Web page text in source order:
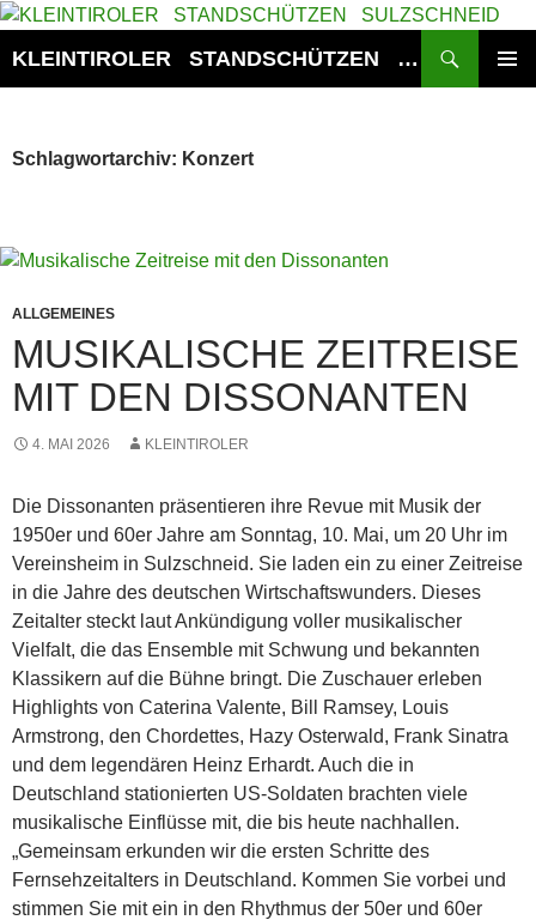
Zum
springen
KLEINTIROLER STANDSCHÜTZEN SULZSCHNEID
Schlagwortarchiv: Konzert
ALLGEMEINES
MUSIKALISCHE ZEITREISE
MIT DEN DISSONANTEN
4. MAI 2026 KLEINTIROLER
Die Dissonanten präsentieren ihre Revue mit Musik der
1950er und 60er Jahre am Sonntag, 10. Mai, um 20 Uhr im
Vereinsheim in Sulzschneid. Sie laden ein zu einer Zeitreise
in die Jahre des deutschen Wirtschaftswunders. Dieses
Zeitalter steckt laut Ankündigung voller musikalischer
Vielfalt, die das Ensemble mit Schwung und bekannten
Klassikern auf die Bühne bringt. Die Zuschauer erleben
Highlights von Caterina Valente, Bill Ramsey, Louis
Armstrong, den Chordettes, Hazy Osterwald, Frank Sinatra
und dem legendären Heinz Erhardt. Auch die in
Deutschland stationierten US-Soldaten brachten viele
musikalische Einflüsse mit, die bis heute nachhallen.
„Gemeinsam erkunden wir die ersten Schritte des
Fernsehzeitalters in Deutschland. Kommen Sie vorbei und
stimmen Sie mit ein in den Rhythmus der 50er und 60er